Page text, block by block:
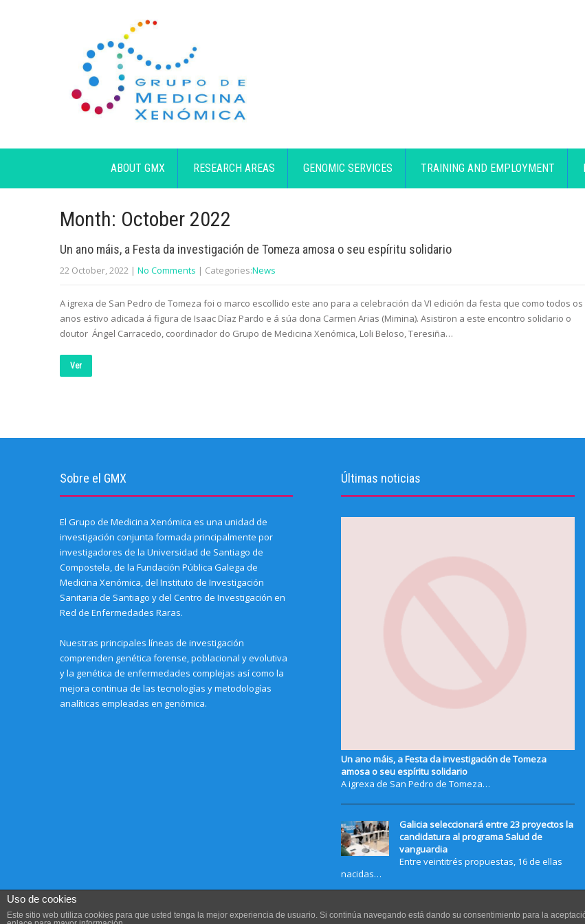
ABOUT GMX RESEARCH AREAS GENOMIC SERVICES TRAINING AND EMPLOYMENT
Month: October 2022
Un ano máis, a Festa da investigación de Tomeza amosa o seu espíritu solidario
22 October, 2022 | No Comments | Categories:News
A igrexa de San Pedro de Tomeza foi o marco escollido este ano para a celebración da VI edición da festa que como todos os
anos estivo adicada á figura de Isaac Díaz Pardo e á súa dona Carmen Arias (Mimina). Asistiron a este encontro solidario o
doutor Ángel Carracedo, coordinador do Grupo de Medicina Xenómica, Loli Beloso, Teresiña…
Ver
Sobre el GMX
El Grupo de Medicina Xenómica es una unidad de
investigación conjunta formada principalmente por
investigadores de la Universidad de Santiago de
Compostela, de la Fundación Pública Galega de
Medicina Xenómica, del Instituto de Investigación
Sanitaria de Santiago y del Centro de Investigación en
Red de Enfermedades Raras.
Nuestras principales líneas de investigación
comprenden genética forense, poblacional y evolutiva
y la genética de enfermedades complejas así como la
mejora continua de las tecnologías y metodologías
analíticas empleadas en genómica.
Últimas noticias
Un ano máis, a Festa da investigación de Tomeza
amosa o seu espíritu solidario
A igrexa de San Pedro de Tomeza…
Galicia seleccionará entre 23 proyectos la
candidatura al programa Salud de
vanguardia
Entre veintitrés propuestas, 16 de ellas
nacidas…
Uso de cookies
Este sitio web utiliza cookies para que usted tenga la mejor experiencia de usuario. Si continúa navegando está dando su consentimiento para la